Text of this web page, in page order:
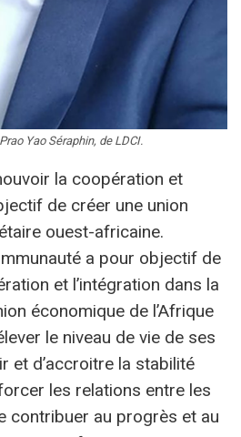
Yao Séraphin, de LDCI.
la coopération et
de créer une union
ouest-africaine.
a pour objectif de
et l’intégration dans la
économique de l’Afrique
le niveau de vie de ses
et d’accroitre la stabilité
les relations entre les
contribuer au progrès et au